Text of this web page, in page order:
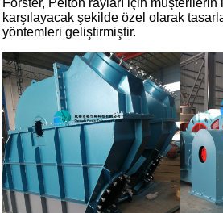
Forster, Pelton rayları için müşterilerin
karşılayacak şekilde özel olarak
yöntemleri geliştirmiştir.